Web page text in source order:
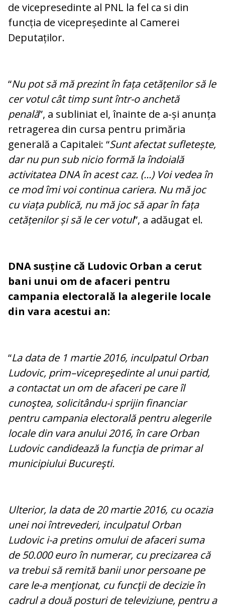
de vicepresedinte al PNL la fel ca si din
funcția de vicepreședinte al Camerei
Deputaților.
“Nu pot să mă prezint în fața cetățenilor să le
cer votul cât timp sunt într-o anchetă
penală”, a subliniat el, înainte de a-și anunța
retragerea din cursa pentru primăria
generală a Capitalei: “Sunt afectat sufletește,
dar nu pun sub nicio formă la îndoială
activitatea DNA în acest caz. (...) Voi vedea în
ce mod îmi voi continua cariera. Nu mă joc
cu viața publică, nu mă joc să apar în fața
cetățenilor și să le cer votul”, a adăugat el.
DNA susține că Ludovic Orban a cerut
bani unui om de afaceri pentru
campania electorală la alegerile locale
din vara acestui an:
“La data de 1 martie 2016, inculpatul Orban
Ludovic, prim–vicepreşedinte al unui partid,
a contactat un om de afaceri pe care îl
cunoştea, solicitându-i sprijin financiar
pentru campania electorală pentru alegerile
locale din vara anului 2016, în care Orban
Ludovic candidează la funcţia de primar al
municipiului Bucureşti.
Ulterior, la data de 20 martie 2016, cu ocazia
unei noi întrevederi, inculpatul Orban
Ludovic i-a pretins omului de afaceri suma
de 50.000 euro în numerar, cu precizarea că
va trebui să remită banii unor persoane pe
care le-a menţionat, cu funcţii de decizie în
cadrul a două posturi de televiziune, pentru a